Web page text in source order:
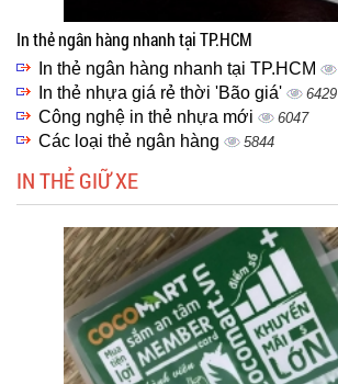
In thẻ ngân hàng nhanh tại TP.HCM
In thẻ ngân hàng nhanh tại TP.HCM
In thẻ nhựa giá rẻ thời 'Bão giá' 6429
Công nghệ in thẻ nhựa mới 6047
Các loại thẻ ngân hàng 5844
IN THẺ GIỮ XE